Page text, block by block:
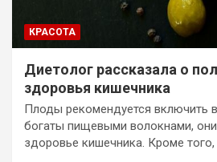
КРАСОТА
Диетолог рассказала о
здоровья кишечника
Плоды рекомендуется включить
богаты пищевыми волокнами,
здоровье кишечника. Кроме того,